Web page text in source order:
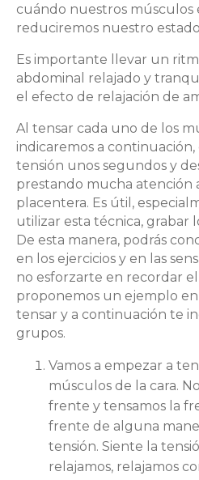
cuándo nuestros músculos
reduciremos nuestro
Es importante llevar un
abdominal relajado y
el efecto de relajación de
Al tensar cada uno de los
indicaremos a
tensión unos segundos y
prestando mucha atención
placentera. Es útil,
utilizar esta técnica, grabar
De esta manera, podrás
en los ejercicios y en las
no esforzarte en recordar
proponemos un ejemplo
tensar y a continuación te
grupos.
Vamos a empezar a
músculos de la cara.
frente y tensamos la
frente de alguna
tensión. Siente la
relajamos, relajamos